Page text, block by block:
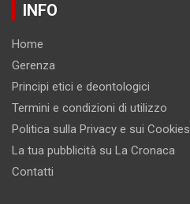
INFO
Home
Gerenza
Principi etici e deontologici
Termini e condizioni di utilizzo
Politica sulla Privacy e sui Cookies
La tua pubblicità su La Cronaca
Contatti